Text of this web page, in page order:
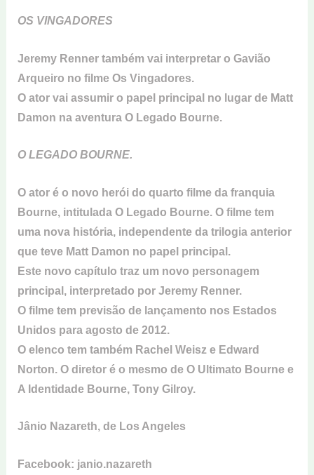
OS VINGADORES
Jeremy Renner também vai interpretar o Gavião
Arqueiro no filme Os Vingadores.
O ator vai assumir o papel principal no lugar de Matt
Damon na aventura O Legado Bourne.
O LEGADO BOURNE.
O ator é o novo herói do quarto filme da franquia
Bourne, intitulada O Legado Bourne. O filme tem
uma nova história, independente da trilogia anterior
que teve Matt Damon no papel principal.
Este novo capítulo traz um novo personagem
principal, interpretado por Jeremy Renner.
O filme tem previsão de lançamento nos Estados
Unidos para agosto de 2012.
O elenco tem também Rachel Weisz e Edward
Norton. O diretor é o mesmo de O Ultimato Bourne e
A Identidade Bourne, Tony Gilroy.
Jânio Nazareth, de Los Angeles
Facebook: janio.nazareth